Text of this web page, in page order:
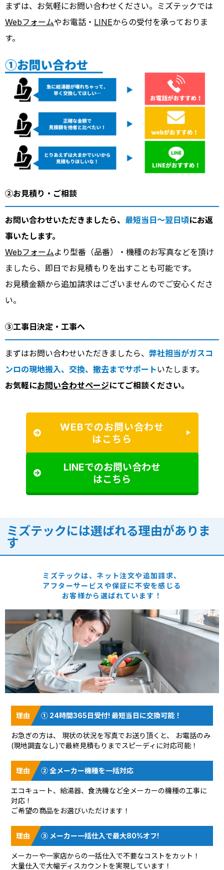
まずは、お気軽にお問い合わせください。ミズテックでは
Webフォームやお電話・ LINEからの受付を承っておりま
す。
②お見積り・ご相談
お問い合わせいただきましたら、 最短当日～翌日頃にお返
事いたします。
Webフォームより型番（品番）・機種のお写真などを頂け
ましたら、即日でお見積もりを出すことも可能です。
お見積金額から追加請求はございませんのでご安心くださ
い。
③工事日決定・工事へ
まずはお問い合わせいただきましたら、 弊社担当がガスコ
ンロの現地搬入、交換、撤去までサポート いたします。
お気軽にお問い合わせページにてご相談ください。
WEBでのお問い合わせ
はこちら
LINEでのお問い合わせ
はこちら
ミズテックには選ばれる理由がありま
す
ミズテックは、ネット注文や追加請求、
アフターサービスや保証に不安を感じる
お客様から選ばれています！
① 24時間365日受付! 最短当日に交換可能！
お急ぎの方は、 現状の状況を写真でお送り頂く と、 お電話のみ
(現地調査なし)で最終見積もりまでスピーディに対応可能！
② 全メーカー機種を一括対応
エコキュート、給湯器、食洗機など全メーカーの機種の工事に
対応！
ご希望の商品をお選びいただけます！
③ メーカー一括仕入で最大80%オフ!
メーカーや一家店からの一括仕入で不要なコストをカット！
大量仕入で大幅ディスカウントを実現しています！